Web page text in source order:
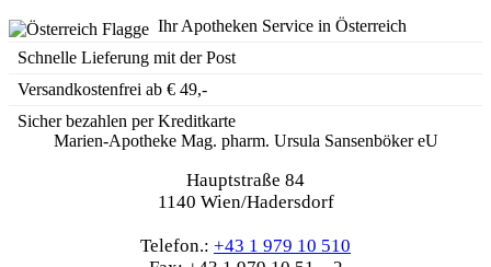
Ihr Apotheken Service in Österreich
Schnelle Lieferung mit der Post
Versandkostenfrei ab € 49,-
Sicher bezahlen per Kreditkarte
Marien-Apotheke Mag. pharm. Ursula Sansenböker eU
Hauptstraße 84
1140 Wien/Hadersdorf
Telefon.: +43 1 979 10 510